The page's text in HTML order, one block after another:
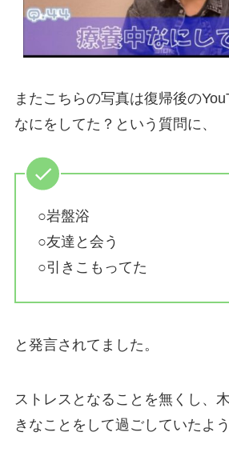
またこちらの写真は復帰後の
なにをしてた？という質問に、
○岩盤浴
○友達と会う
○引きこもってた
と発言されてました。
ストレスとなることを無くし、
きなことをして過ごしていたよう